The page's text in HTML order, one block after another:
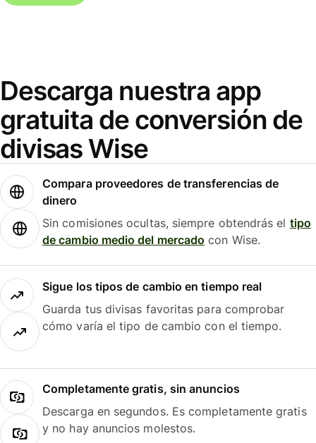
Descarga nuestra app
gratuita de conversión de
divisas Wise
Compara proveedores de transferencias de
dinero
Sin comisiones ocultas, siempre obtendrás el tipo
de cambio medio del mercado con Wise.
Sigue los tipos de cambio en tiempo real
Guarda tus divisas favoritas para comprobar
cómo varía el tipo de cambio con el tiempo.
Completamente gratis, sin anuncios
Descarga en segundos. Es completamente gratis
y no hay anuncios molestos.